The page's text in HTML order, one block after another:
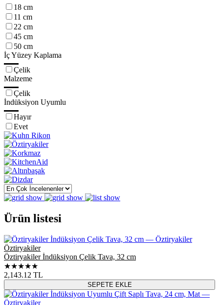
18 cm
11 cm
22 cm
45 cm
50 cm
İç Yüzey Kaplama
Çelik
Malzeme
Çelik
İndüksiyon Uyumlu
Hayır
Evet
Ürün listesi
Öztiryakiler
Öztiryakiler İndüksiyon Çelik Tava, 32 cm
★★★★★
2,143.12 TL
SEPETE EKLE